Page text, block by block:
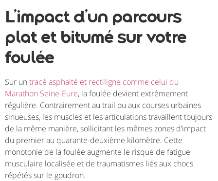
L’impact d’un parcours
plat et bitumé sur votre
foulée
Sur un tracé asphalté et rectiligne comme celui du
Marathon Seine-Eure, la foulée devient extrêmement
régulière. Contrairement au trail ou aux courses urbaines
sinueuses, les muscles et les articulations travaillent toujours
de la même manière, sollicitant les mêmes zones d’impact
du premier au quarante-deuxième kilomètre. Cette
monotonie de la foulée augmente le risque de fatigue
musculaire localisée et de traumatismes liés aux chocs
répétés sur le goudron.